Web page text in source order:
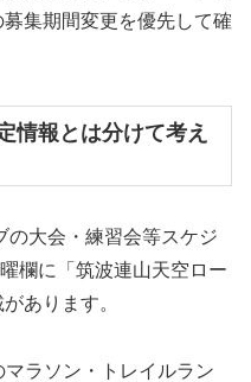
集期間変更を優先して確
情報とは分けて考え
の大会・練習会等スケジ
欄に「筑波連山天空ロー
あります。
ラソン・トレイルラン